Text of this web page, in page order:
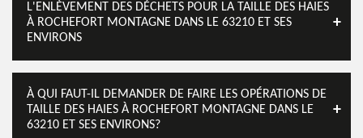
L'ENLÈVEMENT DES DÉCHETS POUR LA TAILLE DES HAIES
À ROCHEFORT MONTAGNE DANS LE 63210 ET SES
ENVIRONS
À QUI FAUT-IL DEMANDER DE FAIRE LES OPÉRATIONS DE
TAILLE DES HAIES À ROCHEFORT MONTAGNE DANS LE
63210 ET SES ENVIRONS?